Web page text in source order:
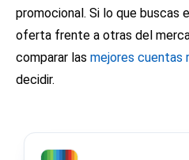
promocional. Si lo que
oferta frente a otras del
comparar las mejores cuentas
decidir.